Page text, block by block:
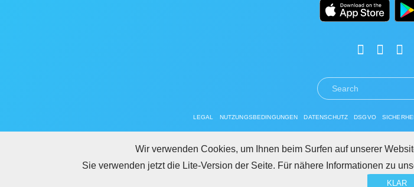
LEGAL NUTZUNGSBEDINGUNGEN DATENSCHUTZ DSGVO
Wir verwenden Cookies, um Ihnen beim Surfen auf unserer
Sie verwenden jetzt die Lite-Version der Seite. Für nähere Informationen zu
KLAR